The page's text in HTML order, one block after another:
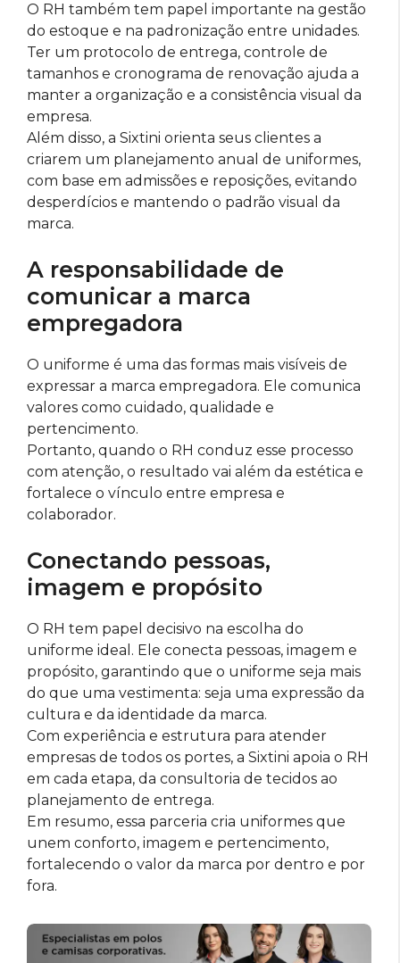
O RH também tem papel importante na gestão
do estoque e na padronização entre unidades.
Ter um protocolo de entrega, controle de
tamanhos e cronograma de renovação ajuda a
manter a organização e a consistência visual da
empresa.
Além disso, a Sixtini orienta seus clientes a
criarem um planejamento anual de uniformes,
com base em admissões e reposições, evitando
desperdícios e mantendo o padrão visual da
marca.
A responsabilidade de
comunicar a marca
empregadora
O uniforme é uma das formas mais visíveis de
expressar a marca empregadora. Ele comunica
valores como cuidado, qualidade e
pertencimento.
Portanto, quando o RH conduz esse processo
com atenção, o resultado vai além da estética e
fortalece o vínculo entre empresa e
colaborador.
Conectando pessoas,
imagem e propósito
O RH tem papel decisivo na escolha do
uniforme ideal. Ele conecta pessoas, imagem e
propósito, garantindo que o uniforme seja mais
do que uma vestimenta: seja uma expressão da
cultura e da identidade da marca.
Com experiência e estrutura para atender
empresas de todos os portes, a Sixtini apoia o RH
em cada etapa, da consultoria de tecidos ao
planejamento de entrega.
Em resumo, essa parceria cria uniformes que
unem conforto, imagem e pertencimento,
fortalecendo o valor da marca por dentro e por
fora.